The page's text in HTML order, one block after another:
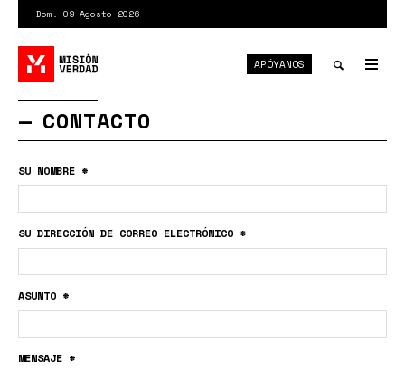
contenido
principal
Dom. 09 Agosto 2026
search
APÓYANOS
CONTACTO
SU NOMBRE *
SU DIRECCIÓN DE CORREO ELECTRÓNICO *
ASUNTO *
MENSAJE *